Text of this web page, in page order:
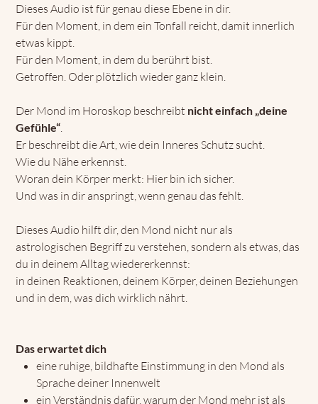
Dieses Audio ist für genau diese Ebene in dir.
Für den Moment, in dem ein Tonfall reicht, damit innerlich
etwas kippt.
Für den Moment, in dem du berührt bist.
Getroffen. Oder plötzlich wieder ganz klein.
Der Mond im Horoskop beschreibt nicht einfach „deine
Gefühle“.
Er beschreibt die Art, wie dein Inneres Schutz sucht.
Wie du Nähe erkennst.
Woran dein Körper merkt: Hier bin ich sicher.
Und was in dir anspringt, wenn genau das fehlt.
Dieses Audio hilft dir, den Mond nicht nur als
astrologischen Begriff zu verstehen, sondern als etwas, das
du in deinem Alltag wiedererkennst:
in deinen Reaktionen, deinem Körper, deinen Beziehungen
und in dem, was dich wirklich nährt.
Das erwartet dich
eine ruhige, bildhafte Einstimmung in den Mond als
Sprache deiner Innenwelt
ein Verständnis dafür, warum der Mond mehr ist als